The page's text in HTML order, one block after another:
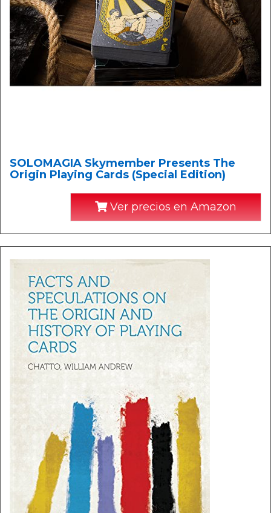
SOLOMAGIA Skymember Presents The
Origin Playing Cards (Special Edition)
Ver precios en Amazon